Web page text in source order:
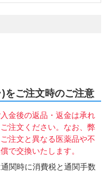
をご注文時のご注意
金後の返品・返金は承れ
注文ください。なお、弊
注文と異なる医薬品や不
で交換いたします。
関時に消費税と通関手数